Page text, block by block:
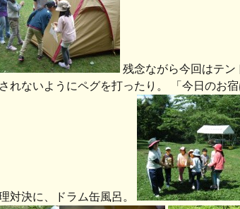
残念ながら今回はテン
れないようにペグを打ったり。 「今日のお
対決に、ドラム缶風呂。